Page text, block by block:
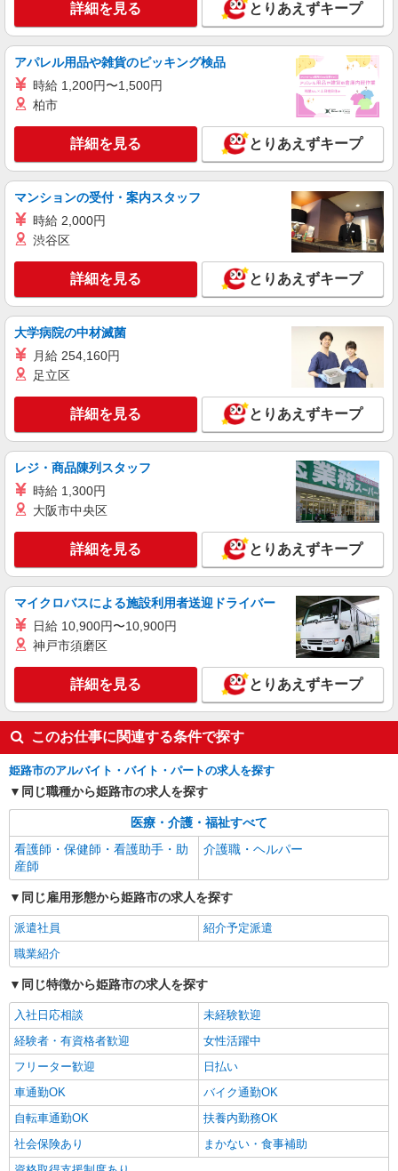
時給1,300円〜
デイサービスセンター むれさき苑 （兵庫県
姫路市四郷町東阿保44番地）
キープ 詳細を見る
派遣社員
株式会社トラストグロース西日本 大阪本社
住宅型有料老人ホームにおける介護業務全般
り ※経験・資格により考慮いたします！
キープ 詳細を見る
派遣社員
株式会社トラストグロース西日本 大阪本社
住宅型有料老人ホームにおける介護業務全般
※経験・資格により考慮いたします！
キープ 詳細を見る
派遣社員
株式会社kotrio /●KB-H-2020582
姫路駅｜まずは送迎業務で活躍しよう◎デイサ
ービスSTAFF
時給1450円〜2187円 ＜日払い有/週払い有/交
通費全支給(ガソリン代含む)＞
姫路市 最寄り駅：姫路
キープ 詳細を見る
（株）ウィルオブ・ワークCW 神戸支店/ms280101
高齢者向け住宅staff
時給1450円 ◆前払い・日払い・週払いOK
兵庫県姫路市姫路駅・姫路城周辺
詳細を見る とりあえずキープ
アパレル用品や雑貨のピッキング検品
時給 1,200円〜1,500円
柏市
詳細を見る とりあえずキープ
マンションの受付・案内スタッフ
時給 2,000円
渋谷区
詳細を見る とりあえずキープ
大学病院の中材滅菌
月給 254,160円
足立区
詳細を見る とりあえずキープ
レジ・商品陳列スタッフ
時給 1,300円
大阪市中央区
詳細を見る とりあえずキープ
マイクロバスによる施設利用者送迎ドライバー
日給 10,900円〜10,900円
神戸市須磨区
詳細を見る とりあえずキープ
このお仕事に関連する条件で探す
姫路市のアルバイト・バイト・パートの求人を探す
同じ職種から姫路市の求人を探す
医療・介護・福祉すべて
看護師・保健師・看護助手・助
産師
介護職・ヘルパー
同じ雇用形態から姫路市の求人を探す
派遣社員
紹介予定派遣
職業紹介
同じ特徴から姫路市の求人を探す
入社日応相談
未経験歓迎
経験者・有資格者歓迎
女性活躍中
フリーター歓迎
日払い
車通勤OK
バイク通勤OK
自転車通勤OK
扶養内勤務OK
社会保険あり
まかない・食事補助